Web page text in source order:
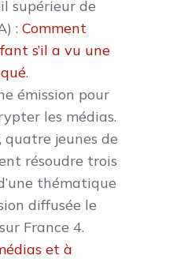
supérieur de
: Comment
s’il a vu une
.
émission pour
les médias.
quatre jeunes de
résoudre trois
thématique
diffusée le
France 4.
et à